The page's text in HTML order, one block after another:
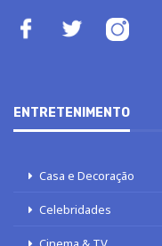
ENTRETENIMENTO
Casa e Decoração
Celebridades